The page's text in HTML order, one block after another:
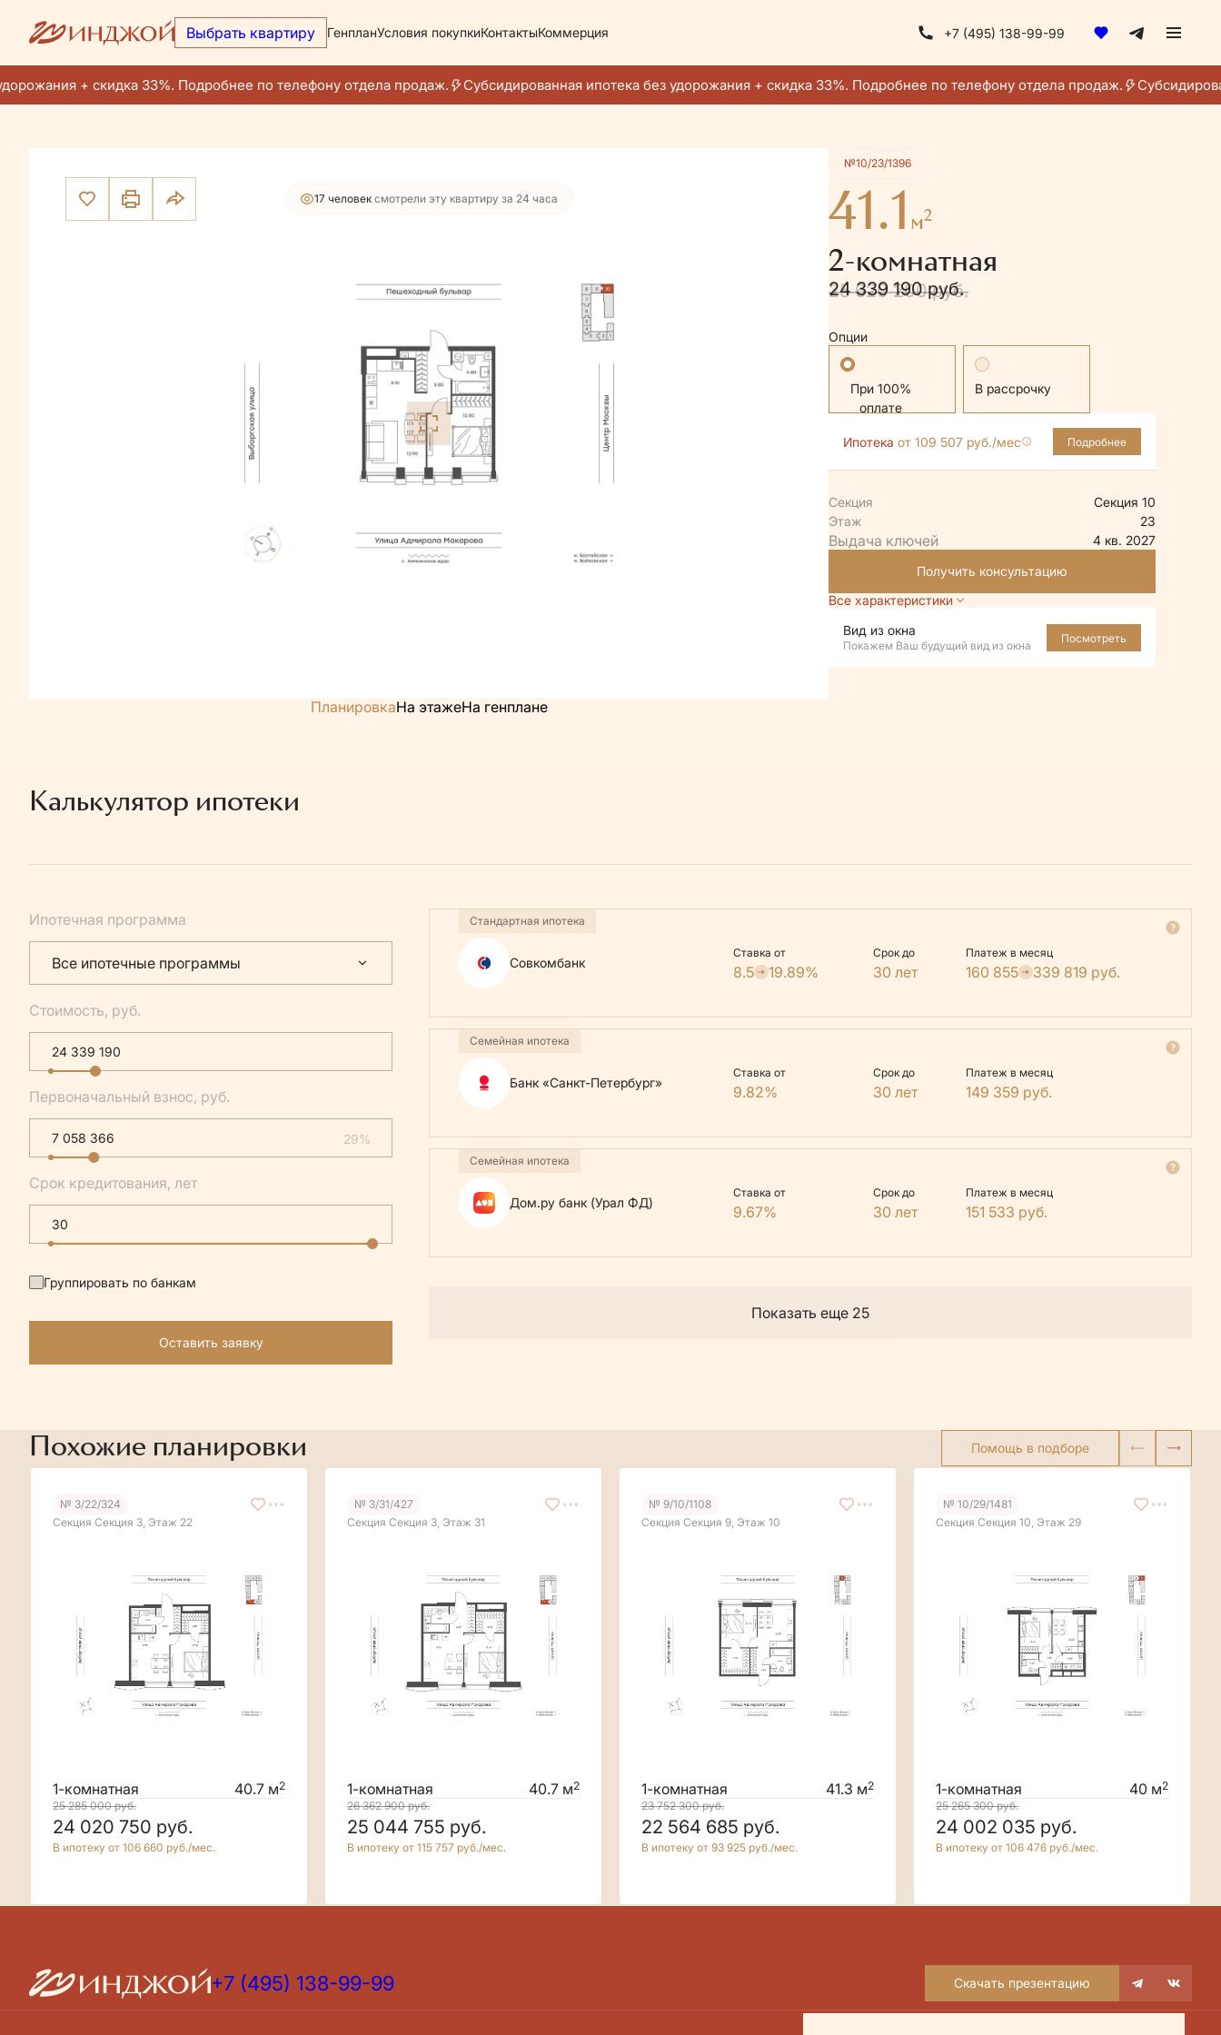
Выбрать квартиру ГенпланУсловия покупкиКонтактыКоммерция +7 (495) 138-99-99
+ скидка 33%. Подробнее по телефону отдела продаж. Субсидированная ипотека без удорожания + скидка 33%. Подробнее по телефону отдела продаж.
2-комнатная41.1 м2
24 339 190 руб.Ипотекаот 109 507 руб./мес.
Получить консультацию
17 человек смотрели эту квартиру за 24 часа
ПланировкаНа этажеНа генплане
№10/23/1396
41.1 м2
2-комнатная
25 620 200 руб.
24 339 190 руб.
Опции
Стандартная В рассрочку
Ипотека от 109 507 руб./мес Подробнее
Секция
Секция 10
Этаж
23
4 кв. 2027
Получить консультацию
Все характеристики
Вид из окна
Покажем Ваш будущий вид из окна
Посмотреть
Калькулятор ипотеки
Ипотечная программа
Все ипотечные программы
Стоимость, руб.
Первоначальный взнос, руб.
29%
Срок кредитования, лет
Группировать по банкам
Оставить заявку
Совкомбанк
Стандартная ипотека
Ставка от
8.5 19.89%
Срок до
30 лет
Платеж в месяц
160 855 339 819 руб.
Банк «Санкт-Петербург»
Семейная ипотека
Ставка от
9.82%
Срок до
30 лет
Платеж в месяц
149 359 руб.
Дом.ру банк (Урал ФД)
Семейная ипотека
Ставка от
9.67%
Срок до
30 лет
Платеж в месяц
151 533 руб.
Показать еще 25
Похожие планировки Помощь в подборе
№ 3/22/324
Секция Секция 3, Этаж 22
1-комнатная 40.7 м2
25 285 000руб.
24 020 750 руб.
В ипотеку от 106 660 руб./мес.
№ 3/31/427
Секция Секция 3, Этаж 31
1-комнатная 40.7 м2
26 362 900руб.
25 044 755 руб.
В ипотеку от 115 757 руб./мес.
№ 9/10/1108
Секция Секция 9, Этаж 10
1-комнатная 41.3 м2
23 752 300руб.
22 564 685 руб.
В ипотеку от 93 925 руб./мес.
№ 10/29/1481
Секция Секция 10, Этаж 29
1-комнатная 40 м2
25 265 300руб.
24 002 035 руб.
В ипотеку от 106 476 руб./мес.
+7 (495) 138-99-99 Скачать презентацию